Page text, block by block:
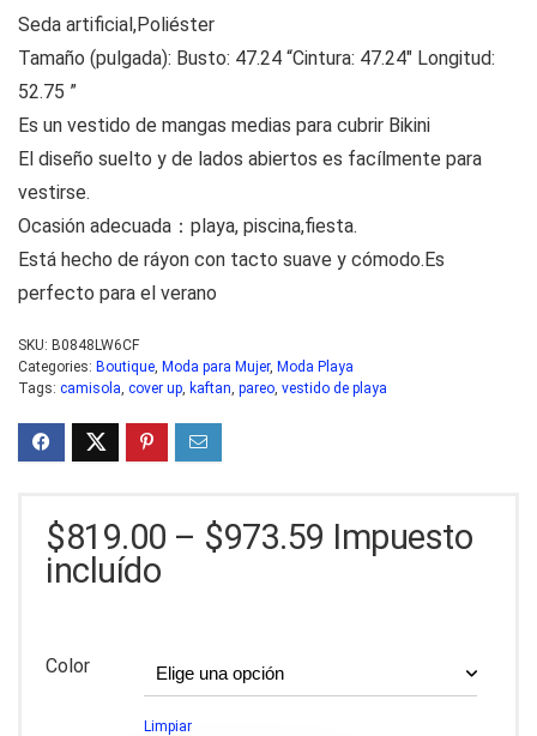
Seda artificial,Poliéster
Tamaño (pulgada): Busto: 47.24 “Cintura: 47.24″ Longitud:
52.75 ”
Es un vestido de mangas medias para cubrir Bikini
El diseño suelto y de lados abiertos es facílmente para
vestirse.
Ocasión adecuada：playa, piscina,fiesta.
Está hecho de ráyon con tacto suave y cómodo.Es
perfecto para el verano
SKU: B0848LW6CF
Categories: Boutique Moda para Mujer, Moda Playa
Tags: camisola cover up kaftan pareo vestido de playa
$819.00 – $973.59 Impuesto
incluído
Color
Limpiar